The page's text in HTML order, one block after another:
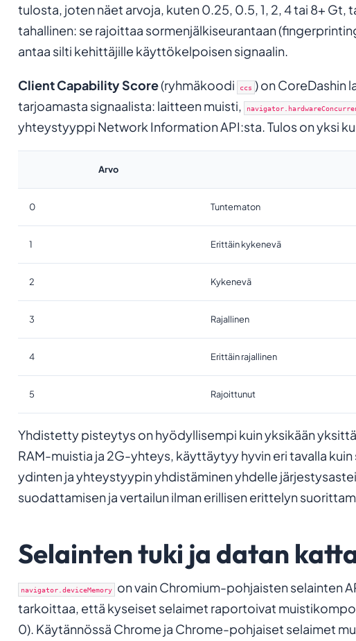
tulosta, joten näet arvoja, kuten 0.25, 0.5, 1, 2, 4 tai 8+ Gt,
tahallinen: se rajoittaa sormenjälkiseurantaan
antaa silti kehittäjille käyttökelpoisen signaalin.
Client Capability Score(ryhmäkoodi ccs ) on CoreDashin
tarjoamasta signaalista: laitteen muisti,
yhteystyyppi Network Information API:sta. Tulos on yksi
Arvo
0 Tuntematon
1 Erittäin kykenevä
2 Kykenevä
3 Rajallinen
4 Erittäin rajallinen
5 Rajoittunut
Yhdistetty pisteytys on hyödyllisempi kuin yksikään
RAM-muistia ja 2G-yhteys, käyttäytyy hyvin eri tavalla
ydinten ja yhteystyypin yhdistäminen yhdelle
suodattamisen ja vertailun ilman erillisen erittelyn
Selainten tuki ja datan
navigator.deviceMemory on vain Chromium-pohjaisten selainten
tarkoittaa, että kyseiset selaimet raportoivat
0). Käytännössä Chrome ja Chrome-pohjaiset selaimet